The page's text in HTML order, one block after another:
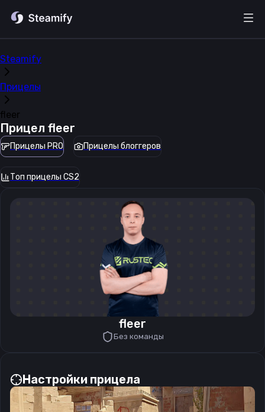
Steamify
Прицелы
fleer
Прицел fleer
Прицелы PRO Прицелы блоггеров
Топ прицелы CS2
fleer
Без команды
Настройки прицела